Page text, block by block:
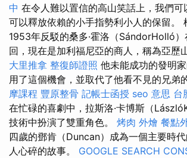
中 在令人難以置信的高山笑話上，我們可
可以釋放依賴的小手指勢利小人的保留。
1953年反駁的桑多·霍洛（SándorHolló）
回，現在是加利福尼亞的商人，稱為亞歷
大里推拿 整復師證照 他未能成功的發明
用了這個機會，並取代了他看不見的兄弟
摩課程 豐原整骨 記帳士函授 seo 意思 台
在忙碌的喜劇中，拉斯洛·卡博斯（
技術中扮演了雙重角色。 烤肉 外燴 餐點
四歲的鄧肯（Duncan）成為一個主要時
人心碎的故事。 GOOGLE SEARCH